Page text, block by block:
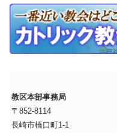
教区本部事務局
〒852-8114
長崎市橋口町1-1